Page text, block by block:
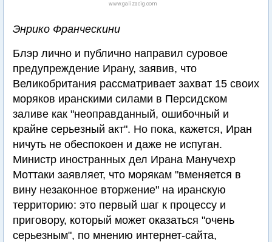
www.galizacig.com
Энрико Франческини
Блэр лично и публично направил суровое
предупреждение Ирану, заявив, что
Великобритания рассматривает захват 15 своих
моряков иранскими силами в Персидском
заливе как "неоправданный, ошибочный и
крайне серьезный акт". Но пока, кажется, Иран
ничуть не обеспокоен и даже не испуган.
Министр иностранных дел Ирана Манучехр
Моттаки заявляет, что морякам "вменяется в
вину незаконное вторжение" на иранскую
территорию: это первый шаг к процессу и
приговору, который может оказаться "очень
серьезным", по мнению интернет-сайта,